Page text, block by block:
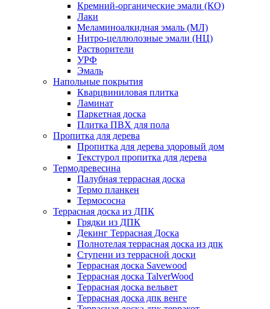
Кремний-органические эмали (КО)
Лаки
Меламиноалкидная эмаль (МЛ)
Нитро-целлюлозные эмали (НЦ)
Растворители
УРФ
Эмаль
Напольные покрытия
Кварцвиниловая плитка
Ламинат
Паркетная доска
Плитка ПВХ для пола
Пропитка для дерева
Пропитка для дерева здоровый дом
Текстурол пропитка для дерева
Термодревесина
Палубная террасная доска
Термо планкен
Термососна
Террасная доска из ДПК
Грядки из ДПК
Декинг Террасная Доска
Полнотелая террасная доска из дпк
Ступени из террасной доски
Террасная доска Savewood
Террасная доска TalverWood
Террасная доска вельвет
Террасная доска дпк венге